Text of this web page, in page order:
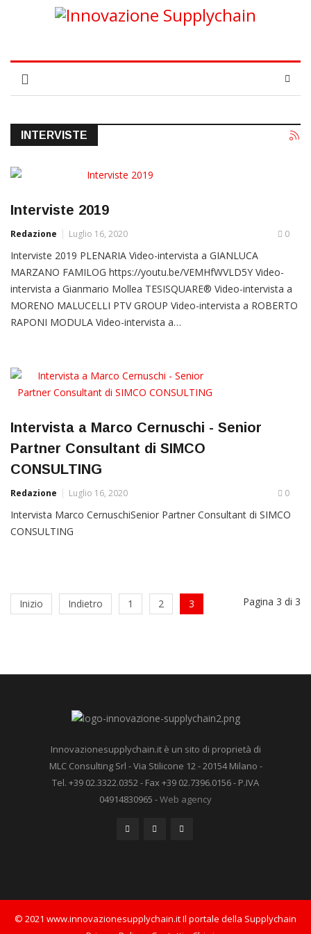
INTERVISTE
Interviste 2019
Redazione Luglio 16, 2020 0
Interviste 2019 PLENARIA Video-intervista a GIANLUCA
MARZANO FAMILOG https://youtu.be/VEMHfWVLD5Y Video-
intervista a Gianmario Mollea TESISQUARE® Video-intervista a
MORENO MALUCELLI PTV GROUP Video-intervista a ROBERTO
RAPONI MODULA Video-intervista a…
Intervista a Marco Cernuschi - Senior
Partner Consultant di SIMCO
CONSULTING
Redazione Luglio 16, 2020 0
Intervista Marco CernuschiSenior Partner Consultant di SIMCO
CONSULTING
Inizio Indietro 1 2 3 Pagina 3 di 3
Innovazionesupplychain.it è un sito di proprietà di
MLC Consulting Srl - Via Stilicone 12 - 20154 Milano -
Tel. +39 02.3322.0352 - Fax +39 02.7396.0156 - P.IVA
04914830965 -Web agency
© 2021 www.innovazionesupplychain.it Il portale della Supplychain